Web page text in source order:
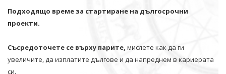
Подходящо време за стартиране на дългосрочни
проекти.
Съсредоточете се върху парите, мислете как да ги
увеличите, да изплатите дългове и да напреднем в кариерата
си.